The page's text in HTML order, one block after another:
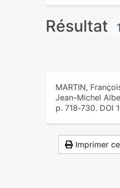
Résultat
MARTIN,
Jean-Michel
p. 718‑730. DOI
Imprimer